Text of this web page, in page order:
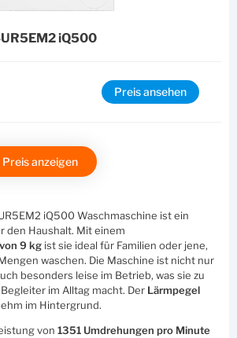
iQ500
Preis ansehen
anzeigen
iQ500 Waschmaschine ist ein
den Haushalt. Mit einem
9 kg ist sie ideal für Familien oder jene,
waschen. Die Maschine ist nicht nur
besonders leise im Betrieb, was sie zu
im Alltag macht. Der Lärmpegel
im Hintergrund.
von 1351 Umdrehungen pro Minute